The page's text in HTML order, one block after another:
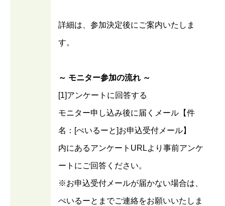
詳細は、参加決定後にご案内いたしま
す。
～ モニター参加の流れ ～
[1]アンケートに回答する
モニター申し込み後に届くメール【件
名：[ぺいるーと]お申込受付メール】
内にあるアンケートURLより事前アンケ
ートにご回答ください。
※お申込受付メールが届かない場合は、
ぺいるーとまでご連絡をお願いいたしま